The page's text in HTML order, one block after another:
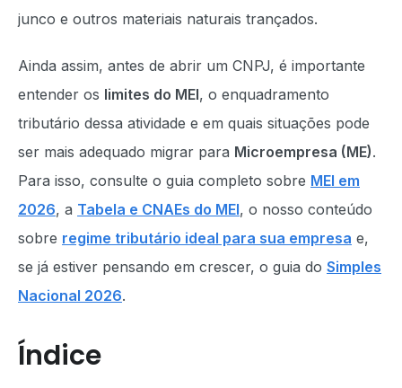
junco e outros materiais naturais trançados.
Ainda assim, antes de abrir um CNPJ, é importante
entender os limites do MEI, o enquadramento
tributário dessa atividade e em quais situações pode
ser mais adequado migrar para Microempresa (ME).
Para isso, consulte o guia completo sobre MEI em
2026, a Tabela e CNAEs do MEI, o nosso conteúdo
sobre regime tributário ideal para sua empresa e,
se já estiver pensando em crescer, o guia do Simples
Nacional 2026.
Índice